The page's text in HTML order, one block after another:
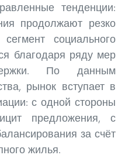
тенденции:
продолжают резко
социального
благодаря ряду мер
По данным
рынок вступает в
с одной стороны
предложения, с
за счёт
жилья.